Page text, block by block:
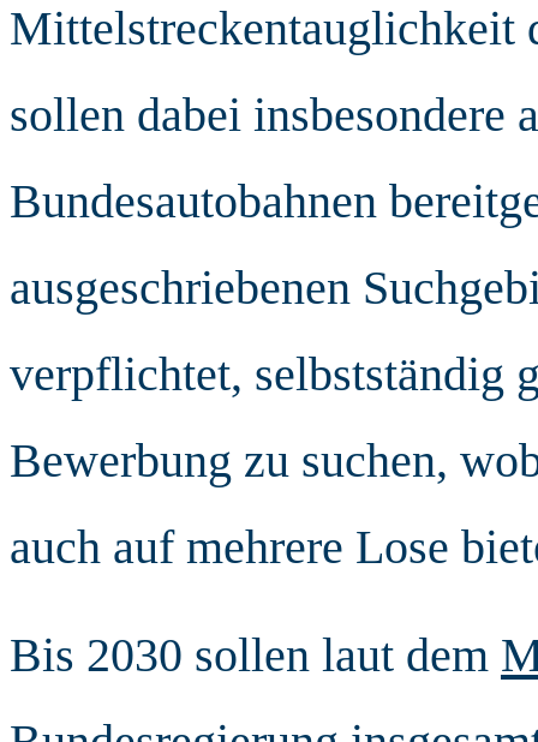
Mittelstreckentauglichkeit
sollen dabei insbesondere
Bundesautobahnen
ausgeschriebenen
verpflichtet, selbstständig
Bewerbung zu suchen,
auch auf mehrere Lose
Bis 2030 sollen laut dem